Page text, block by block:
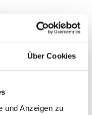
Über Cookies
und Anzeigen zu
Bewertung von 4
(5,85 € / 1 Liter)
Versandkosten
ab 4,39 €